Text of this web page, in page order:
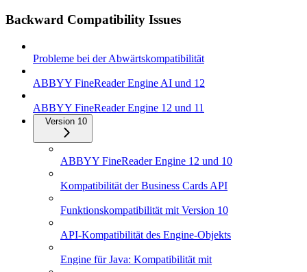
Backward Compatibility Issues
Probleme bei der Abwärtskompatibilität
ABBYY FineReader Engine AI und 12
ABBYY FineReader Engine 12 und 11
Version 10
ABBYY FineReader Engine 12 und 10
Kompatibilität der Business Cards API
Funktionskompatibilität mit Version 10
API-Kompatibilität des Engine-Objekts
Engine für Java: Kompatibilität mit